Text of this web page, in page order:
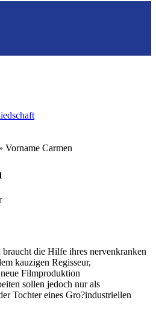
Vorname Carmen
die Hilfe ihres nervenkranken
kauzigen Regisseur,
Filmproduktion
sollen jedoch nur als
Tochter eines Gro?industriellen